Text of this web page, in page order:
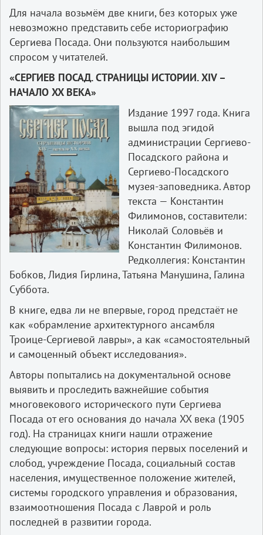
Для начала возьмём две книги, без которых уже
невозможно представить себе историографию
Сергиева Посада. Они пользуются наибольшим
спросом у читателей.
«СЕРГИЕВ ПОСАД. СТРАНИЦЫ ИСТОРИИ. XIV –
НАЧАЛО XX ВЕКА»
Издание 1997 года. Книга
вышла под эгидой
администрации Сергиево-
Посадского района и
Сергиево-Посадского
музея-заповедника. Автор
текста — Константин
Филимонов, составители:
Николай Соловьёв и
Константин Филимонов.
Редколлегия: Константин
Бобков, Лидия Гирлина, Татьяна Манушина, Галина
Суббота.
В книге, едва ли не впервые, город предстаёт не
как «обрамление архитектурного ансамбля
Троице-Сергиевой лавры», а как «самостоятельный
и самоценный объект исследования».
Авторы попытались на документальной основе
выявить и проследить важнейшие события
многовекового исторического пути Сергиева
Посада от его основания до начала XX века (1905
год). На страницах книги нашли отражение
следующие вопросы: история первых поселений и
слобод, учреждение Посада, социальный состав
населения, имущественное положение жителей,
системы городского управления и образования,
взаимоотношения Посада с Лаврой и роль
последней в развитии города.